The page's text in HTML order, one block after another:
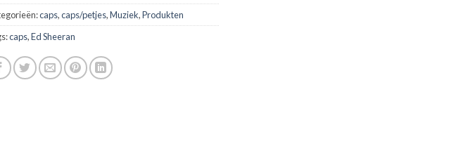
caps,caps/petjes,Muziek,Produkten
caps,Ed Sheeran